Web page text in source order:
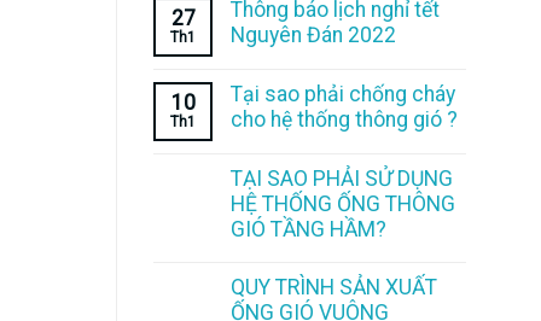
27
Th1
Thông báo lịch nghỉ tết
Nguyên Đán 2022
10
Th1
Tại sao phải chống cháy
cho hệ thống thông gió ?
TẠI SAO PHẢI SỬ DỤNG
HỆ THỐNG ỐNG THÔNG
GIÓ TẦNG HẦM?
QUY TRÌNH SẢN XUẤT
ỐNG GIÓ VUÔNG